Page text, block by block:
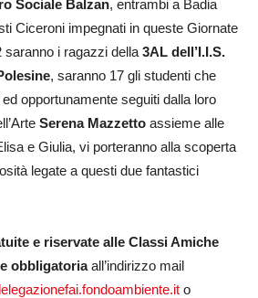
Sociale Balzan, entrambi a Badia
Ciceroni impegnati in queste Giornate
saranno i ragazzi della 3AL dell’I.I.S.
, saranno 17 gli studenti che
opportunamente seguiti dalla loro
Serena Mazzetto assieme alle
e Giulia, vi porteranno alla scoperta
legate a questi due fantastici
e riservate alle Classi Amiche
obbligatoriaall’indirizzo mail
o